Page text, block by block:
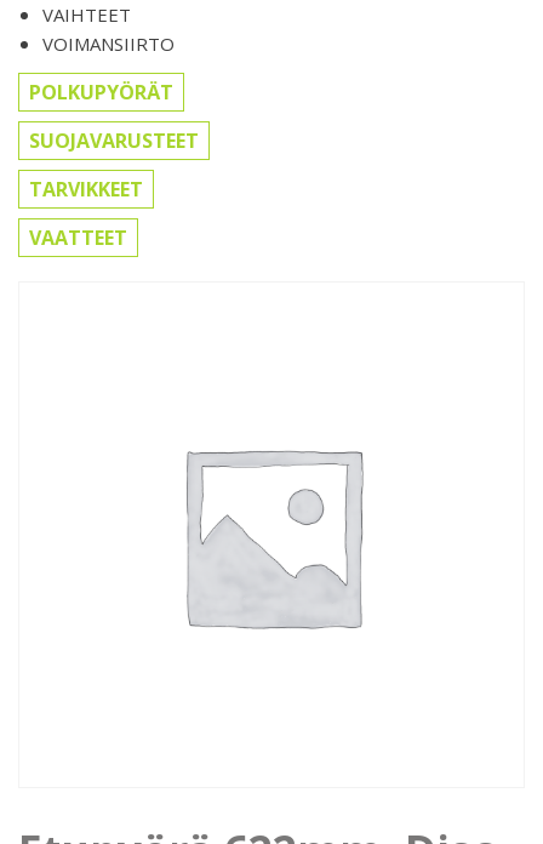
VAIHTEET
VOIMANSIIRTO
POLKUPYÖRÄT
SUOJAVARUSTEET
TARVIKKEET
VAATTEET